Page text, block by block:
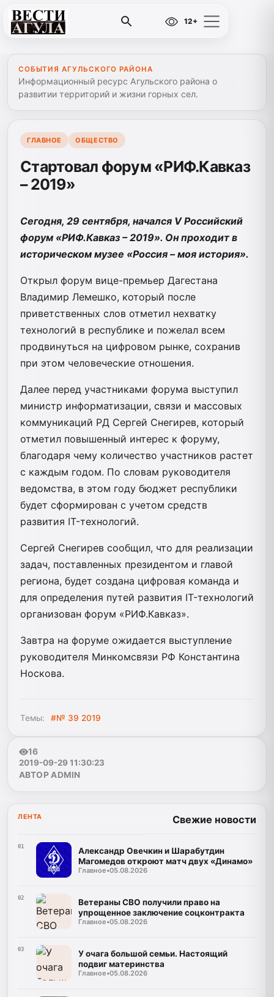
12+
СОБЫТИЯ АГУЛЬСКОГО РАЙОНА
Информационный ресурс Агульского района о
развитии территорий и жизни горных сел.
ГЛАВНОЕ ОБЩЕСТВО
Cтартовал форум «РИФ.Кавказ
– 2019»
Сегодня, 29 сентября, начался V Российский
форум «РИФ.Кавказ – 2019». Он проходит в
историческом музее «Россия – моя история».
Открыл форум вице-премьер Дагестана
Владимир Лемешко, который после
приветственных слов отметил нехватку
технологий в республике и пожелал всем
продвинуться на цифровом рынке, сохранив
при этом человеческие отношения.
Далее перед участниками форума выступил
министр информатизации, связи и массовых
коммуникаций РД Сергей Снегирев, который
отметил повышенный интерес к форуму,
благодаря чему количество участников растет
с каждым годом. По словам руководителя
ведомства, в этом году бюджет республики
будет сформирован с учетом средств
развития IT-технологий.
Сергей Снегирев сообщил, что для реализации
задач, поставленных президентом и главой
региона, будет создана цифровая команда и
для определения путей развития IT-технологий
организован форум «РИФ.Кавказ».
Завтра на форуме ожидается выступление
руководителя Минкомсвязи РФ Константина
Носкова.
Темы: #№ 39 2019
16
2019-09-29 11:30:23
АВТОР ADMIN
ЛЕНТА Свежие новости
01
Александр Овечкин и Шарабутдин
Магомедов откроют матч двух «Динамо»
Главное•05.08.2026
02
Ветераны СВО получили право на
упрощенное заключение соцконтракта
Главное•05.08.2026
03
У очага большой семьи. Настоящий
подвиг материнства
Главное•05.08.2026